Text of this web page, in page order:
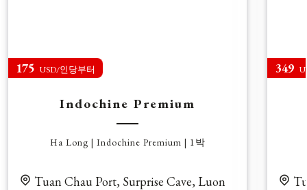
175 USD/인당부터
Indochine Premium
Ha Long | Indochine Premium | 1박
Tuan Chau Port, Surprise Cave, Luon
349